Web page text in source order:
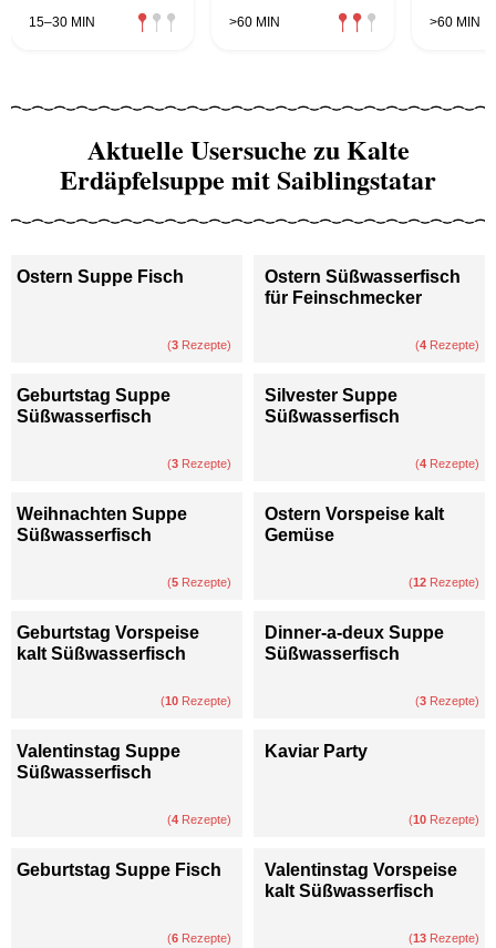
15–30 MIN >60 MIN >60 MIN
Aktuelle Usersuche zu Kalte
Erdäpfelsuppe mit Saiblingstatar
Ostern Suppe Fisch
(3 Rezepte)
Ostern Süßwasserfisch
für Feinschmecker
(4 Rezepte)
Geburtstag Suppe
Süßwasserfisch
(3 Rezepte)
Silvester Suppe
Süßwasserfisch
(4 Rezepte)
Weihnachten Suppe
Süßwasserfisch
(5 Rezepte)
Ostern Vorspeise kalt
Gemüse
(12 Rezepte)
Geburtstag Vorspeise
kalt Süßwasserfisch
(10 Rezepte)
Dinner-a-deux Suppe
Süßwasserfisch
(3 Rezepte)
Valentinstag Suppe
Süßwasserfisch
(4 Rezepte)
Kaviar Party
(10 Rezepte)
Geburtstag Suppe Fisch
(6 Rezepte)
Valentinstag Vorspeise
kalt Süßwasserfisch
(13 Rezepte)